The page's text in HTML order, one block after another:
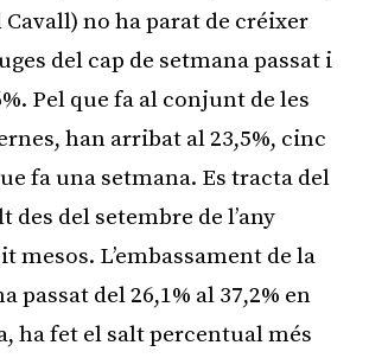
Cavall) no ha parat de créixer
del cap de setmana passat i
Pel que fa al conjunt de les
han arribat al 23,5%, cinc
fa una setmana. Es tracta del
des del setembre de l’any
mesos. L’embassament de la
passat del 26,1% al 37,2% en
ha fet el salt percentual més